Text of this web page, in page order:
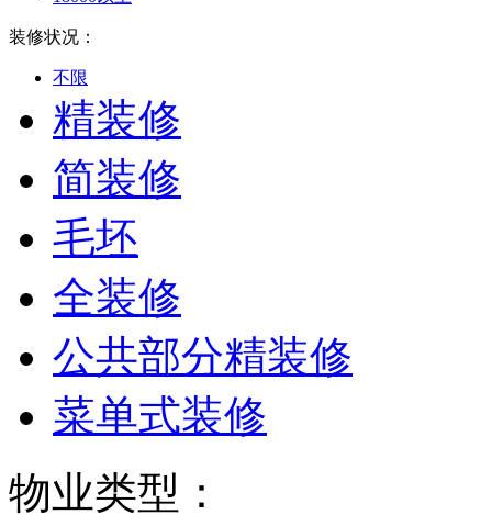
装修状况：
不限
精装修
简装修
毛坯
全装修
公共部分精装修
菜单式装修
物业类型：